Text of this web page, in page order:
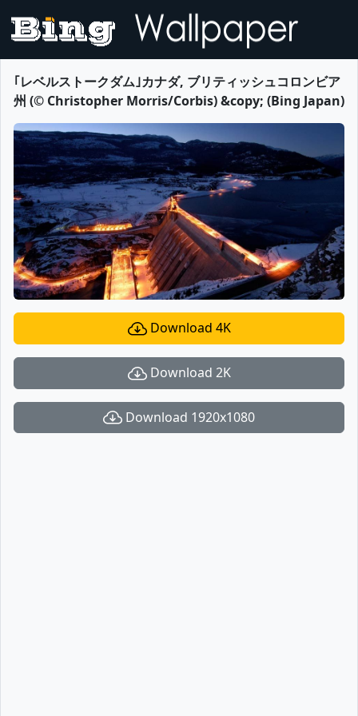
｢レベルストークダム｣カナダ, ブリティッシュコロンビア
州 (© Christopher Morris/Corbis) &copy; (Bing Japan)
Download 4K
Download 2K
Download 1920x1080